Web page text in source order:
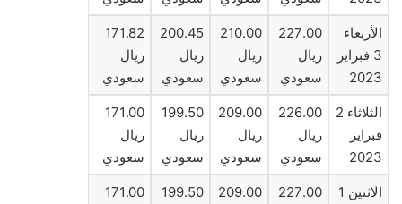
الأربعاء
3 فبراير
2023
227.00
ريال
سعودي
210.00
ريال
سعودي
200.45
ريال
سعودي
171.82
ريال
سعودي
الثلاثاء 2
فبراير
2023
226.00
ريال
سعودي
209.00
ريال
سعودي
199.50
ريال
سعودي
171.00
ريال
سعودي
الاثنين 1
227.00
209.00
199.50
171.00